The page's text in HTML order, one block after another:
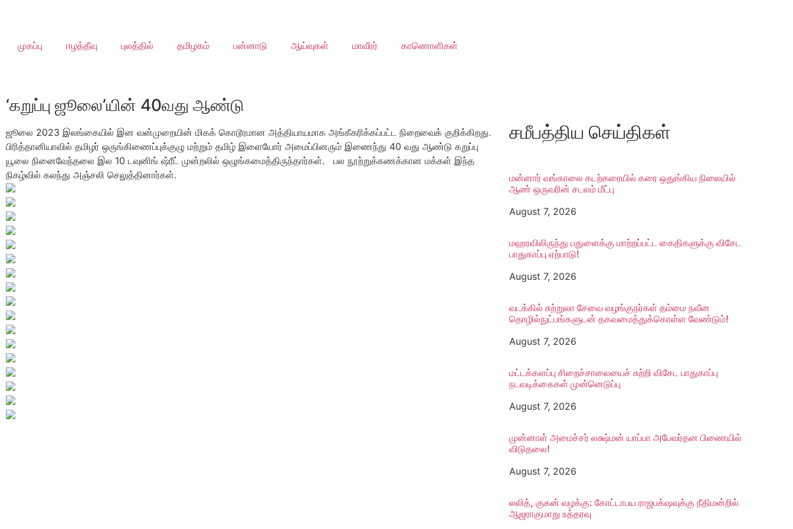
முகப்பு ஈழத்தீவு புலத்தில் தமிழகம் பன்னாடு ஆய்வுகள் மாவீரர் காணொளிகள்
‘கறுப்பு ஜூலை’யின் 40வது ஆண்டு
ஜூலை 2023 இலங்கையில் இன வன்முறையின் மிகக் கொடூரமான அத்தியாயமாக அங்கீகரிக்கப்பட்ட நிறைவைக் குறிக்கிறது.
பிரித்தானியாவில் தமிழர் ஒருங்கிணைப்புக்குழு மற்றும் தமிழ் இளையோர் அமைப்பினரும் இணைந்து 40 வது ஆண்டு கறுப்பு
யூலை நினைவேந்தலை இல 10 டவுனிங் ஷ்ரீட் முன்றலில் ஒழுங்கமைத்திருந்தார்கள். பல நூற்றுக்கணக்கான மக்கள் இந்த
நிகழ்வில் கலந்து அஞ்சலி செலுத்தினார்கள்.
சமீபத்திய செய்திகள்
மன்னார் வங்காலை கடற்கரையில் கரை ஒதுங்கிய நிலையில்
ஆண் ஒருவரின் சடலம் மீட்பு
August 7, 2026
மஹரவிலிருந்து பதுளைக்கு மாற்றப்பட்ட கைதிகளுக்கு விசேட
பாதுகாப்பு ஏற்பாடு!
August 7, 2026
வடக்கில் சுற்றுலா சேவை வழங்குநர்கள் தம்மை நவீன
தொழில்நுட்பங்களுடன் தகவமைத்துக்கொள்ள வேண்டும்!
August 7, 2026
மட்டக்களப்பு சிறைச்சாலையைச் சுற்றி விசேட பாதுகாப்பு
நடவடிக்கைகள் முன்னெடுப்பு
August 7, 2026
முன்னாள் அமைச்சர் லக்ஷ்மன் யாப்பா அபேவர்தன பிணையில்
விடுதலை!
August 7, 2026
லலித், குகன் வழக்கு: கோட்டாபய ராஜபக்‌ஷவுக்கு நீதிமன்றில்
ஆஜராகுமாறு உத்தரவு